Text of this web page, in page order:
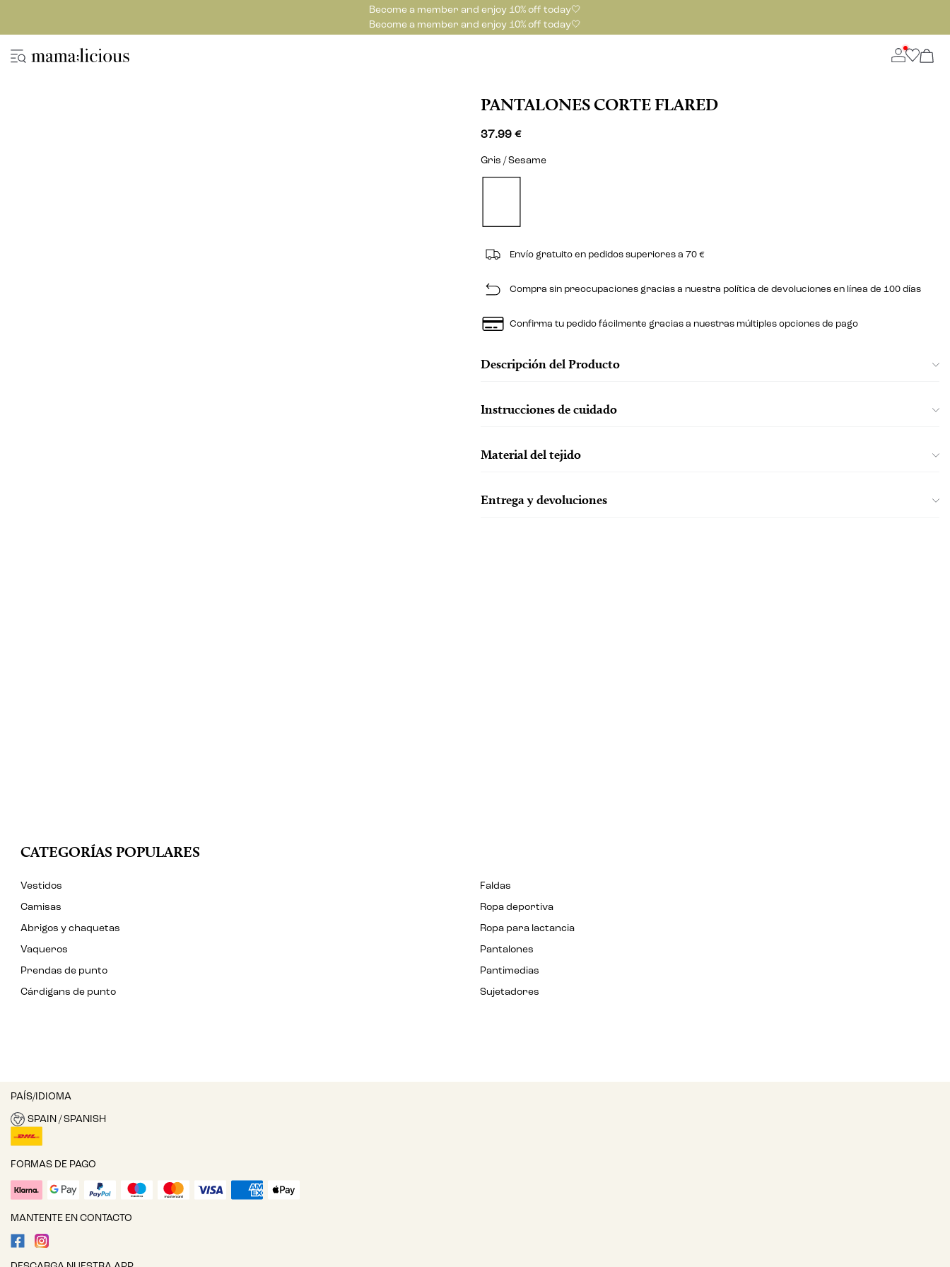
Become a member and enjoy 10% off today🤍
Become a member and enjoy 10% off today🤍
PANTALONES CORTE FLARED
37.99 €
Gris / Sesame
Envío gratuito en pedidos superiores a 70 €
Compra sin preocupaciones gracias a nuestra política de devoluciones en línea de 100 días
Confirma tu pedido fácilmente gracias a nuestras múltiples opciones de pago
Descripción del Producto
Instrucciones de cuidado
Material del tejido
Entrega y devoluciones
CATEGORÍAS POPULARES
Vestidos
Faldas
Camisas
Ropa deportiva
Abrigos y chaquetas
Ropa para lactancia
Vaqueros
Pantalones
Prendas de punto
Pantimedias
Cárdigans de punto
Sujetadores
PAÍS/IDIOMA
SPAIN / SPANISH
FORMAS DE PAGO
MANTENTE EN CONTACTO